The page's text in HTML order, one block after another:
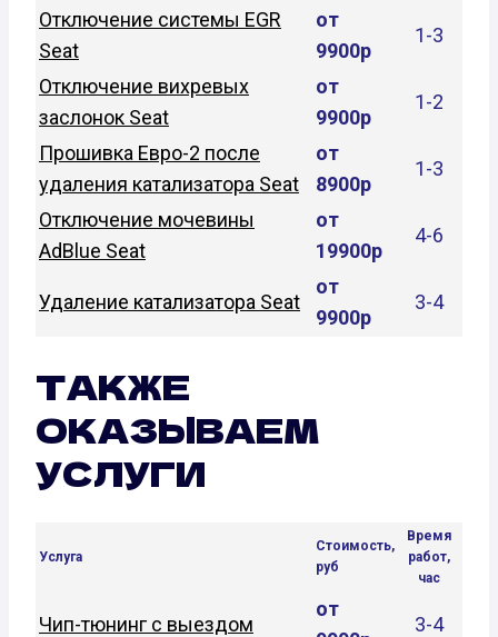
Отключение системы EGR
Seat
от
9900р
1-3
Отключение вихревых
заслонок Seat
от
9900р
1-2
Прошивка Евро-2 после
удаления катализатора Seat
от
8900р
1-3
Отключение мочевины
AdBlue Seat
от
19900р
4-6
Удаление катализатора Seat
от
9900р
3-4
ТАКЖЕ
ОКАЗЫВАЕМ
УСЛУГИ
Услуга
Стоимость,
руб
Время
работ,
час
Чип-тюнинг с выездом
от
3-4